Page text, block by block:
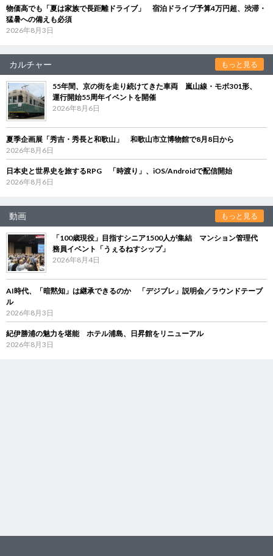
物価高でも「夏は家族で長距離ドライブ」 宿泊ドライブ予算4万円超、渋滞・
猛暑への備えも必須
2026年8月3日
カルチャー もっと見る
55年間、京の街を走り続けてきた車両 嵐山線・モボ301形、
運行開始55周年イベントを開催
2026年8月6日
夏季企画展「秀吉・秀長と和歌山」 和歌山市立博物館で8月8日から
2026年8月6日
日本史と世界史を旅するRPG 「時渡り」、iOS/Androidで配信開始
2026年8月6日
動画 もっと見る
「100歳現役」目指すシニア1500人が集結 マンション管理代
務員イベント「うぇるねすシップ」
2026年8月4日
AI時代、「暗黙知」は継承できるのか 「デジブレ」説明会／ラウンドテーブ
ル
2026年8月3日
紀伊勝浦の魅力を堪能 ホテル浦島、日昇館をリニューアル
2026年8月3日